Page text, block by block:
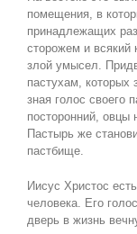
помещения, в
принадлежащих
сторожем и
злой умысел.
пастухам, которых
зная голос своего
посторонний, овцы
Пастырь же
пастбище.
Иисус Христос
человека. Его
дверь в жизнь